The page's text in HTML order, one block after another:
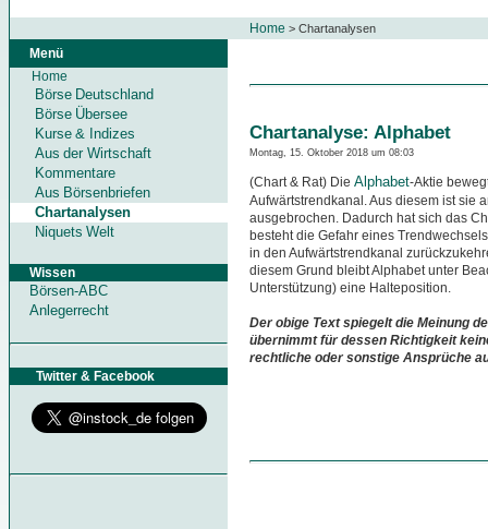
Home > Chartanalysen
Menü
Home
Börse Deutschland
Börse Übersee
Kurse & Indizes
Aus der Wirtschaft
Kommentare
Aus Börsenbriefen
Chartanalysen
Niquets Welt
Wissen
Börsen-ABC
Anlegerrecht
Twitter & Facebook
Chartanalyse: Alphabet
Montag, 15. Oktober 2018 um 08:03
(Chart & Rat) Die Alphabet-Aktie
Aufwärtstrendkanal. Aus diesem ist sie
ausgebrochen. Dadurch hat sich das
besteht die Gefahr eines
in den Aufwärtstrendkanal
diesem Grund bleibt Alphabet unter
Unterstützung) eine Halteposition.
Der obige Text spiegelt die Meinung
übernimmt für dessen Richtigkeit
rechtliche oder sonstige Ansprüche